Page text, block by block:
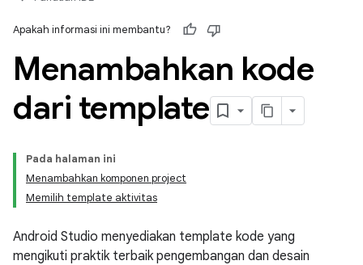
Apakah informasi ini membantu?
Menambahkan kode
dari template
Pada halaman ini
Menambahkan komponen project
Memilih template aktivitas
Android Studio menyediakan template kode yang
mengikuti praktik terbaik pengembangan dan desain